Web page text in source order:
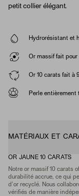
petit collier élégant.
Hydrorésistant et
Or massif fait pour
Or 10 carats fait à
Perle entièrement
MATÉRIAUX ET
OR JAUNE 10 CARATS
Notre or massif 10 carats
durabilité accrue, ce qui
d’or recyclé. Nous
vérifiés de manière